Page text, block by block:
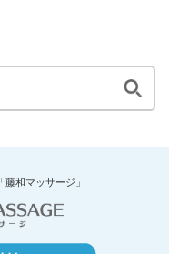
和マッサージ」